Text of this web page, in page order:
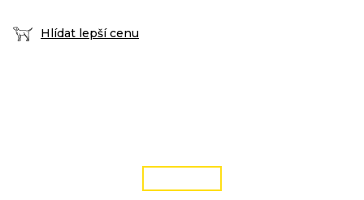
Hlídat lepší cenu